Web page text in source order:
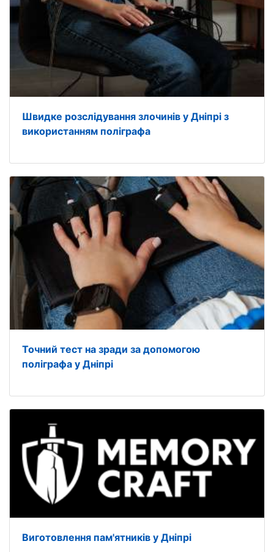
Швидке розслідування злочинів у Дніпрі з
використанням поліграфа
Точний тест на зради за допомогою
поліграфа у Дніпрі
Виготовлення пам'ятників у Дніпрі